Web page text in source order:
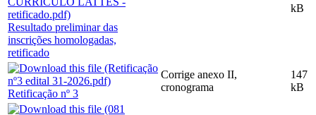
Resultado preliminar das
inscrições homologadas,
retificado
kB
Retificação nº 3
Corrige anexo II,
cronograma
147
kB